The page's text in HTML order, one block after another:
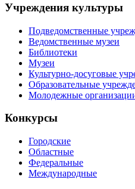
Учреждения культуры
Подведомственные
Ведомственные музеи
Библиотеки
Музеи
Культурно-досуговые
Образовательные
Молодежные
Конкурсы
Городские
Областные
Федеральные
Международные